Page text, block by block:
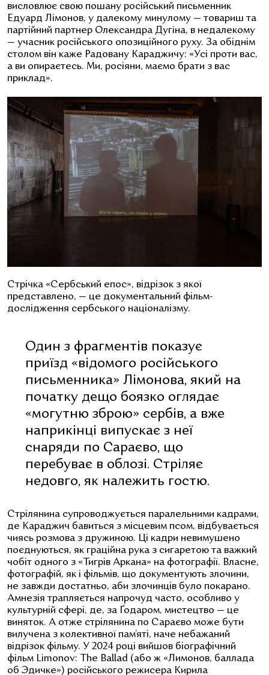
висловлює свою пошану російський письменник
Едуард Лімонов, у далекому минулому — товариш та
партійний партнер Олександра Дугіна, в недалекому
— учасник російського опозиційного руху. За обіднім
столом він каже Радовану Караджичу: «Усі проти вас,
а ви опираєтесь. Ми, росіяни, маємо брати з вас
приклад».
Стрічка «Сербський епос», відрізок з якої
представлено, — це документальний фільм-
дослідження сербського націоналізму.
Один з фрагментів показує
приїзд «відомого російського
письменника» Лімонова, який на
початку дещо боязко оглядає
«могутню зброю» сербів, а вже
наприкінці випускає з неї
снаряди по Сараєво, що
перебуває в облозі. Стріляє
недовго, як належить гостю.
Стрілянина супроводжується паралельними кадрами,
де Караджич бавиться з місцевим псом, відбувається
чиясь розмова з дружиною. Ці кадри невимушено
поєднуються, як граційна рука з сигаретою та важкий
чобіт одного з «Тигрів Аркана» на фотографії. Власне,
фотографій, як і фільмів, що документують злочини,
не завжди достатньо, аби злочинців було покарано.
Амнезія трапляється напрочуд часто, особливо у
культурній сфері, де, за Ґодаром, мистецтво — це
виняток. А отже стрілянина по Сараєво може бути
вилучена з колективної пам’яті, наче небажаний
відрізок фільму. У 2024 році вийшов біографічний
фільм Limonov: The Ballad (або ж «Лимонов, баллада
об Эдичке») російського режисера Кирила